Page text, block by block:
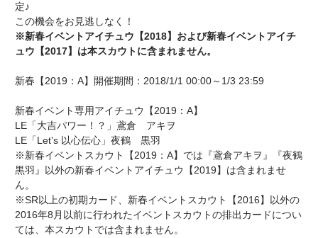
定♪
この機会をお見逃しなく！
※新春イベントアイチュウ【2018】および新春イベントアイチ
ュウ【2017】は本スカウトに含まれません。
新春【2019：A】開催期間：2018/1/1 00:00～1/3 23:59
新春イベント専用アイチュウ【2019：A】
LE「大吉パワー！？」鳶倉 アキヲ
LE「Let’s 以心伝心」夜鶴 黒羽
※新春イベントスカウト【2019：A】では『鳶倉アキヲ』『夜鶴
黒羽』以外の新春イベントアイチュウ【2019】は含まれませ
ん。
※SR以上の初期カード、新春イベントスカウト【2016】以外の
2016年8月以前に行われたイベントスカウトの排出カードについ
ては、本スカウトでは含まれません。